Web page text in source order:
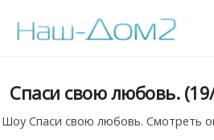
Спаси свою любовь.
Шоу Спаси свою любовь. Смотреть